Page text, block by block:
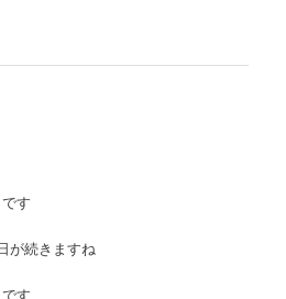
す
が続きますね
す